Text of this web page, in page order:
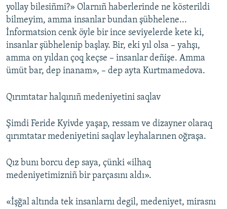
yollay bilesiñmi?» Olarnıñ haberlerinde ne kösterildi
bilmeyim, amma insanlar bundan şübhelene...
İnformatsion cenk öyle bir ince seviyelerde kete ki,
insanlar şübhelenip başlay. Bir, eki yıl olsa – yahşı,
amma on yıldan çoq keçse – insanlar deñişe. Amma
ümüt bar, dep inanam», – dep ayta Kurtmamedova.
Qırımtatar halqınıñ medeniyetini saqlav
Şimdi Feride Kyivde yaşap, ressam ve dizayner olaraq
qırımtatar medeniyetini saqlav leyhalarınen oğraşa.
Qız bunı borcu dep saya, çünki «ilhaq
medeniyetimizniñ bir parçasını aldı».
«İşğal altında tek insanlarnı degil, medeniyet, mirasnı